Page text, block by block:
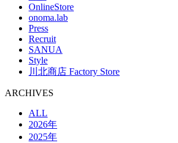
OnlineStore
onoma.lab
Press
Recruit
SANUA
Style
川北商店 Factory Store
ARCHIVES
ALL
2026年
2025年